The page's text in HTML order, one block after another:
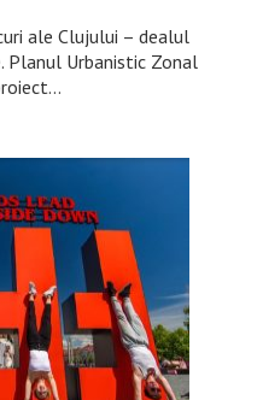
ale Clujului – dealul
Planul Urbanistic Zonal